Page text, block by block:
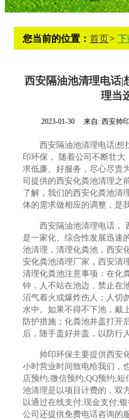
您当前的位置： 首页> 下
西安隔油池清理电话|
理当
2023-01-30 来自: 西安帅
西安隔油池清理电话|想
印环保， 随着公司不断壮大
求低廉、好服务，尽心尽责
司提供的西安化粪池清理之
了解，我们的西安化粪池清
体的需求做相应的调整，是
西安隔油池清理电话，
是一家化、综合性发展迅速
池清理，清理化粪池，西安
安化粪池清理厂家，西安清
清理化粪池注意事项：在化
钟，人不站在池边，禁止在
沼气着火或爆炸伤人；人切
水中。如果不得不下池，戴
防护措施；化粪池井盖打开
后，随手盖好井盖，以防行
帅印环保主要提供西安
小时营业时间致电给我们，
店预约;微信预约;QQ预约;
池清理是以项目计费的，双
以通过在线支付;现金支付;
公司还提供免费电话咨询的